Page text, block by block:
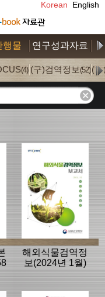
Korean English
행물 연구성과자료
(4) (구)검역정보 (52) (
해외식물검역정
보(2024년 1월)